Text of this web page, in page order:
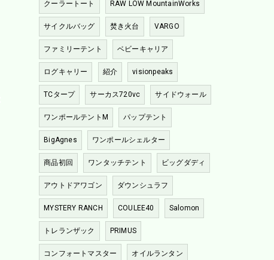
クーラートート RAW LOW MountainWorks
サイクルバッグ 焚き火台 VARGO
ファミリーテント ベビーキャリア
ログキャリー 紹介 visionpeaks
TCタープ サーカス720vc サイドウォール
ワンポールテントM パップテント
BigAgnes ワンポールシェルター
商品初回 ワンタッチテント ビッグダディ
アウトドアワゴン ダウンシュラフ
MYSTERY RANCH COULEE40 Salomon
トレランザック PRIMUS
コンフォートマスター オイルランタン